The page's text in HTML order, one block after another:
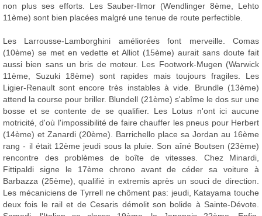
non plus ses efforts. Les Sauber-Ilmor (Wendlinger 8ème, Lehto
11ème) sont bien placées malgré une tenue de route perfectible.
Les Larrousse-Lamborghini améliorées font merveille. Comas
(10ème) se met en vedette et Alliot (15ème) aurait sans doute fait
aussi bien sans un bris de moteur. Les Footwork-Mugen (Warwick
11ème, Suzuki 18ème) sont rapides mais toujours fragiles. Les
Ligier-Renault sont encore très instables à vide. Brundle (13ème)
attend la course pour briller. Blundell (21ème) s'abîme le dos sur une
bosse et se contente de se qualifier. Les Lotus n'ont ici aucune
motricité, d'où l'impossibilité de faire chauffer les pneus pour Herbert
(14ème) et Zanardi (20ème). Barrichello place sa Jordan au 16ème
rang - il était 12ème jeudi sous la pluie. Son aîné Boutsen (23ème)
rencontre des problèmes de boîte de vitesses. Chez Minardi,
Fittipaldi signe le 17ème chrono avant de céder sa voiture à
Barbazza (25ème), qualifié in extremis après un souci de direction.
Les mécaniciens de Tyrrell ne chôment pas: jeudi, Katayama touche
deux fois le rail et de Cesaris démolit son bolide à Sainte-Dévote.